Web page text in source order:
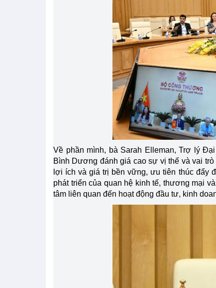
Về phần mình, bà Sarah Elleman, Trợ lý
Bình Dương đánh giá cao sự vị thế và vai
lợi ích và giá trị bền vững, ưu tiên thúc đẩy
phát triển của quan hệ kinh tế, thương mại
tâm liên quan đến hoạt động đầu tư, kinh